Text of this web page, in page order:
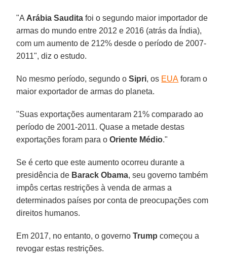
"A Arábia Saudita foi o segundo maior importador de
armas do mundo entre 2012 e 2016 (atrás da Índia),
com um aumento de 212% desde o período de 2007-
2011", diz o estudo.
No mesmo período, segundo oSipri, os EUA foram o
maior exportador de armas do planeta.
"Suas exportações aumentaram 21% comparado ao
período de 2001-2011. Quase a metade destas
exportações foram para oOriente Médio."
Se é certo que este aumento ocorreu durante a
presidência de Barack Obama, seu governo também
impôs certas restrições à venda de armas a
determinados países por conta de preocupações com
direitos humanos.
Em 2017, no entanto, o governoTrump começou a
revogar estas restrições.